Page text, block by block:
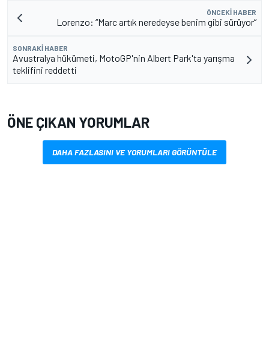
ÖNCEKI HABER
Lorenzo: “Marc artık neredeyse benim gibi sürüyor”
SONRAKI HABER
Avustralya hükümeti, MotoGP'nin Albert Park'ta yarışma
teklifini reddetti
ÖNE ÇIKAN YORUMLAR
DAHA FAZLASINI VE YORUMLARI GÖRÜNTÜLE